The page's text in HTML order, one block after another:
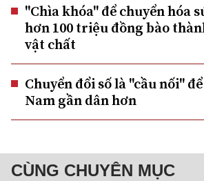
"Chìa khóa" để chuyển hóa
hơn 100 triệu đồng bào
vật chất
Chuyển đổi số là "cầu nối"
Nam gần dân hơn
CÙNG CHUYÊN MỤC